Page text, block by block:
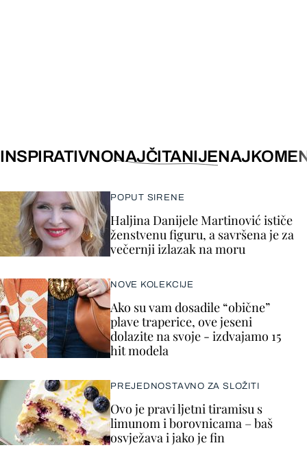
INSPIRATIVNONAJČITANIJE
POPUT SIRENE
Haljina Danijele Martinović ističe
ženstvenu figuru, a savršena je za
večernji izlazak na moru
NOVE KOLEKCIJE
Ako su vam dosadile “obične”
plave traperice, ove jeseni
dolazite na svoje - izdvajamo 15
hit modela
PREJEDNOSTAVNO ZA SLOŽITI
Ovo je pravi ljetni tiramisu s
limunom i borovnicama – baš
osvježava i jako je fin